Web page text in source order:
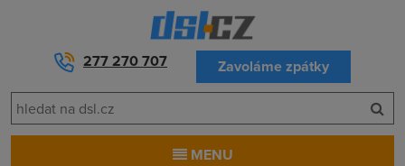
277 270 707 Zavoláme zpátky
MENU